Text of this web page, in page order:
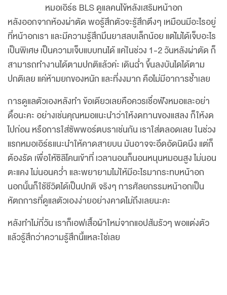
หมอเอิร์ธ BLS ดูแลคนไข้หลังเสริมหน้าอก
หลังออกจากห้องผ่าตัด พอรู้สึกตัวจะรู้สึกตึงๆ เหมือนมีอะไรอยู่
ที่หน้าอกเรา และมีความรู้สึกมึนยาสลบเล็กน้อย แต่ไม่ได้เจ็บอะไร
เป็นพิเศษ เป็นความเจ็บแบบทนได้ แค่ในช่วง 1-2 วันหลังผ่าตัด ก็
สามารถทำงานได้ตามปกติแล้วค่ะ เดินฉ่ำ ขึ้นลงบันไดได้ตาม
ปกติเลย แค่ห้ามยกของหนัก และที่งงมาก คือไม่มีอาการช้ำเลย
การดูแลตัวเองหลังทำ ข้อเดียวเลยคือควรเชื่อฟังหมอและอย่า
ดื้อนะคะ อย่างเช่นคุณหมอแนะนำว่าให้งดทานของแสลง ก็ให้งด
ไปก่อน หรือการใส่ซัพพอร์ตบราเช่นกัน เราใส่ตลอดเลย ในช่วง
แรกหมอเอิร์ธแนะนำให้คาดสายบน มันอาจจะอึดอัดนิดนึง แต่ก็
ต้องรัด เพื่อให้ซิลิโคนเข้าที่ เวลานอนก็นอนหนุนหมอนสูง ไม่นอน
ตะแคง ไม่นอนคว่ำ และพยายามไม่ให้มีอะไรมากระทบหน้าอก
นอกนั้นก็ใช้ชีวิตได้เป็นปกติ จริงๆ การศัลยกรรมหน้าอกเป็น
หัตถการที่ดูแลตัวเองง่ายอย่างคาดไม่ถึงเลยนะคะ
หลังทำไม่กี่วัน เราก็เอฟเสื้อผ้าใหม่จากแอปส้มรัวๆ พอแต่งตัว
แล้วรู้สึกว่าความรู้สึกนี้แหละใช่เลย